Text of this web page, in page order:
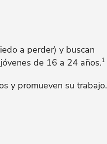
a perder) y buscan
de 16 a 24 años.1
y promueven su trabajo.